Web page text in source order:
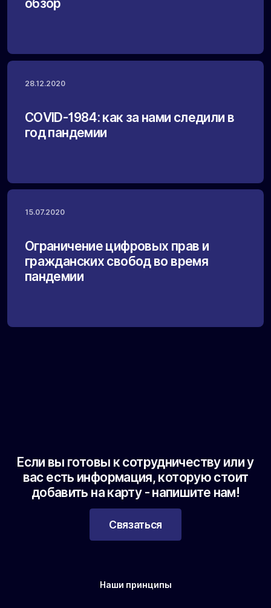
обзор
28.12.2020
COVID-1984: как за нами следили в
год пандемии
15.07.2020
Ограничение цифровых прав и
гражданских свобод во время
пандемии
Если вы готовы к сотрудничеству или у
вас есть информация, которую стоит
добавить на карту - напишите нам!
Связаться
Наши принципы